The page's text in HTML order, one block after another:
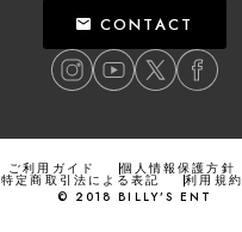
CONTACT
ご利用ガイド 個人情報保護方針
特定商取引法による表記
利用規約
© 2018 BILLY’S ENT